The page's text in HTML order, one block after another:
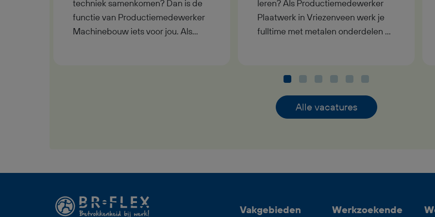
leren? Als Productiemedewerker
Plaatwerk in Vriezenveen werk je
fulltime met metalen onderdelen en
per maand, ontvangt een
volop mogelijkheden om jezelf
verder te ontwikkelen. In de functie
metalen onderdelen. Je zorgt dat
en helpt mee bij verschillende
techniek samenkomen? Dan is de
functie van Productiemedewerker
Machinebouw iets voor jou. Als
werkomgeving en krijgt volop
ontwikkelen. Daarnaast bouw je
vanaf je eerste werkdag pensioen
Alle vacatures
Vakgebieden Werkzoekende